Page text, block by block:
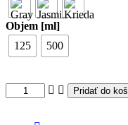
Objem [ml]
125
500
Pridať do